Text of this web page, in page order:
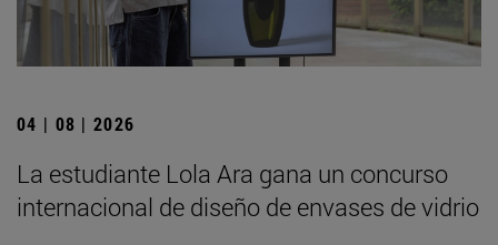
04 | 08 | 2026
La estudiante Lola Ara gana un concurso
internacional de diseño de envases de vidrio